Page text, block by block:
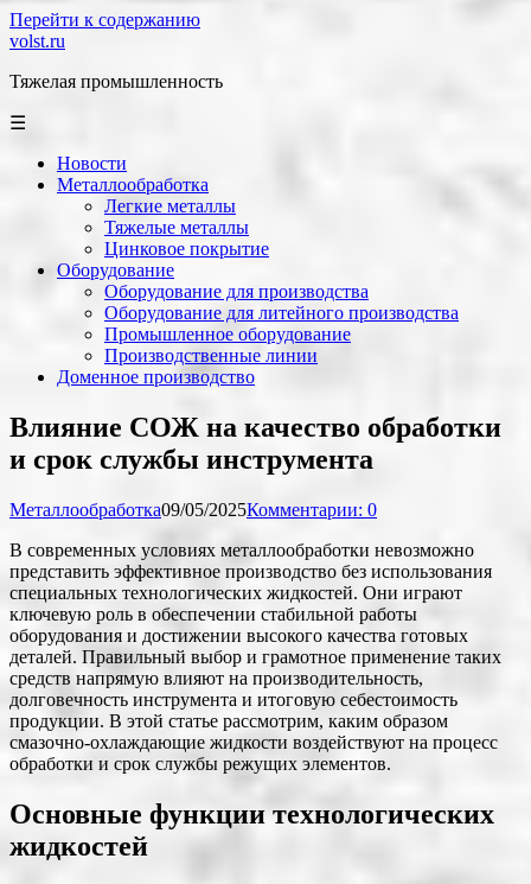
Перейти к содержанию
volst.ru
Тяжелая промышленность
☰
Новости
Металлообработка
Легкие металлы
Тяжелые металлы
Цинковое покрытие
Оборудование
Оборудование для производства
Оборудование для литейного производства
Промышленное оборудование
Производственные линии
Доменное производство
Влияние СОЖ на качество обработки
и срок службы инструмента
Металлообработка09/05/2025Комментарии: 0
В современных условиях металлообработки невозможно
представить эффективное производство без использования
специальных технологических жидкостей. Они играют
ключевую роль в обеспечении стабильной работы
оборудования и достижении высокого качества готовых
деталей. Правильный выбор и грамотное применение таких
средств напрямую влияют на производительность,
долговечность инструмента и итоговую себестоимость
продукции. В этой статье рассмотрим, каким образом
смазочно-охлаждающие жидкости воздействуют на процесс
обработки и срок службы режущих элементов.
Основные функции технологических
жидкостей